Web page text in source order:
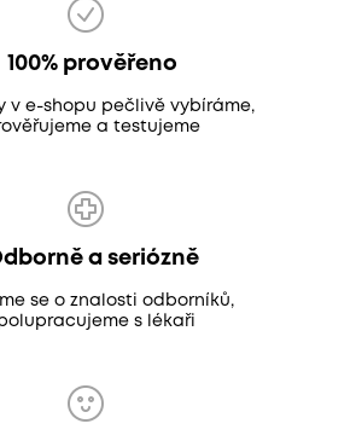
100% prověřeno
v e-shopu pečlivě vybíráme,
a testujeme
a seriózně
se o znalosti odborníků,
s lékaři